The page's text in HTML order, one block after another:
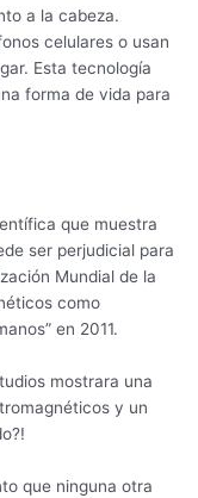
a la cabeza.
celulares o usan
Esta tecnología
forma de vida para
que muestra
ser perjudicial para
Mundial de la
como
en 2011.
mostrara una
y un
que ninguna otra